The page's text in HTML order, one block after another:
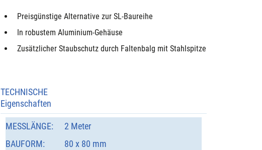
Preisgünstige Alternative zur SL-Baureihe
In robustem Aluminium-Gehäuse
Zusätzlicher Staubschutz durch Faltenbalg mit Stahlspitze
TECHNISCHE
Eigenschaften
MESSLÄNGE:
2 Meter
BAUFORM:
80 x 80 mm